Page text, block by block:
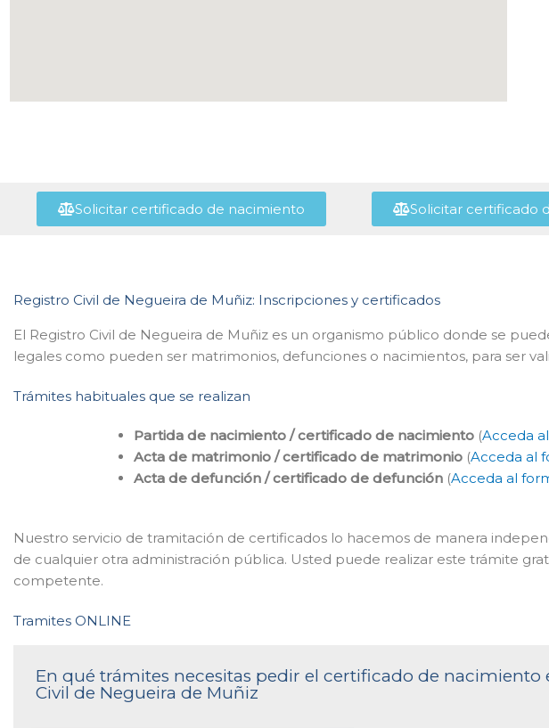
Solicitar certificado de nacimiento Solicitar certificado
Registro Civil de Negueira de Muñiz: Inscripciones y certificados
El Registro Civil de Negueira de Muñiz es un organismo público donde se
legales como pueden ser matrimonios, defunciones o nacimientos, para ser
Trámites habituales que se realizan
Partida de nacimiento / certificado de nacimiento (Acceda
Acta de matrimonio / certificado de matrimonio (Acceda al
Acta de defunción / certificado de defunción (Acceda al
Nuestro servicio de tramitación de certificados lo hacemos de manera
de cualquier otra administración pública. Usted puede realizar este trámite
competente.
Tramites ONLINE
En qué trámites necesitas pedir el certificado de nacimiento
Civil de Negueira de Muñiz